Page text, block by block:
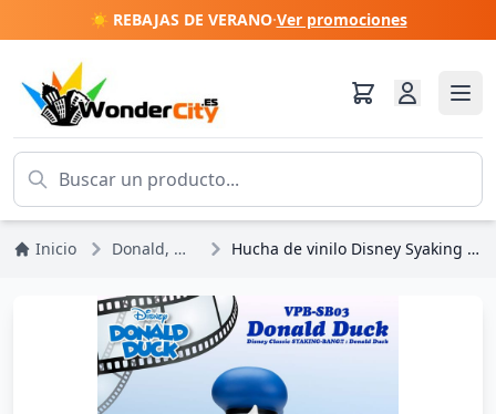
☀️ REBAJAS DE VERANO·Ver promociones
Inicio Donald, Margarita, Scrooge Hucha de vinilo Disney Syaking Bang Mickey y Amigos Donald Pato 53 cm